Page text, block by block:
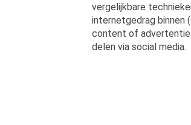
vergelijkbare
internetgedrag binnen
content of
delen via social media.